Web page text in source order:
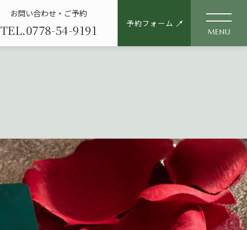
お問い合わせ・ご予約
TEL.0778-54-9191 予約フォーム
MENU